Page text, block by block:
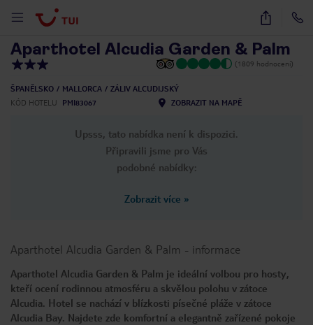
51
Aparthotel Alcudia Garden & Palm
(1809 hodnocení)
ŠPANĚLSKO MALLORCA
ZÁLIV ALCUDIJSKÝ
KÓD HOTELU
PMI83067 ZOBRAZIT NA MAPĚ
Upsss, tato nabídka není k dispozici.
Připravili jsme pro Vás
podobné nabídky:
Zobrazit více »
Aparthotel Alcudia Garden & Palm - informace
Aparthotel Alcudia Garden & Palm je ideální volbou pro hosty,
kteří ocení rodinnou atmosféru a skvělou polohu v zátoce
Alcudia. Hotel se nachází v blízkosti písečné pláže v zátoce
Alcudia Bay. Najdete zde komfortní a elegantně zařízené pokoje